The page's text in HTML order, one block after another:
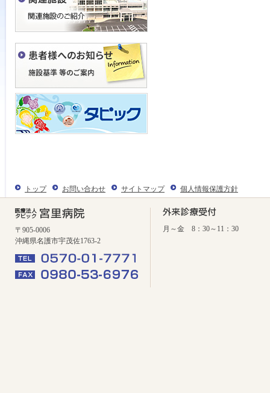
トップ お問い合わせ サイトマップ 個人情報保護方針
〒905-0006
沖縄県名護市宇茂佐1763-2
月～金 8：30～11：30